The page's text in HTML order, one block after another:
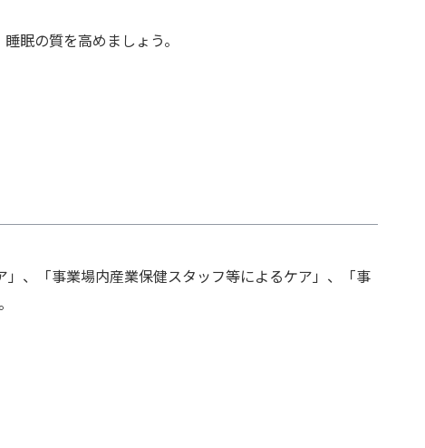
眠の質を高めましょう。
、「事業場内産業保健スタッフ等によるケア」、「事